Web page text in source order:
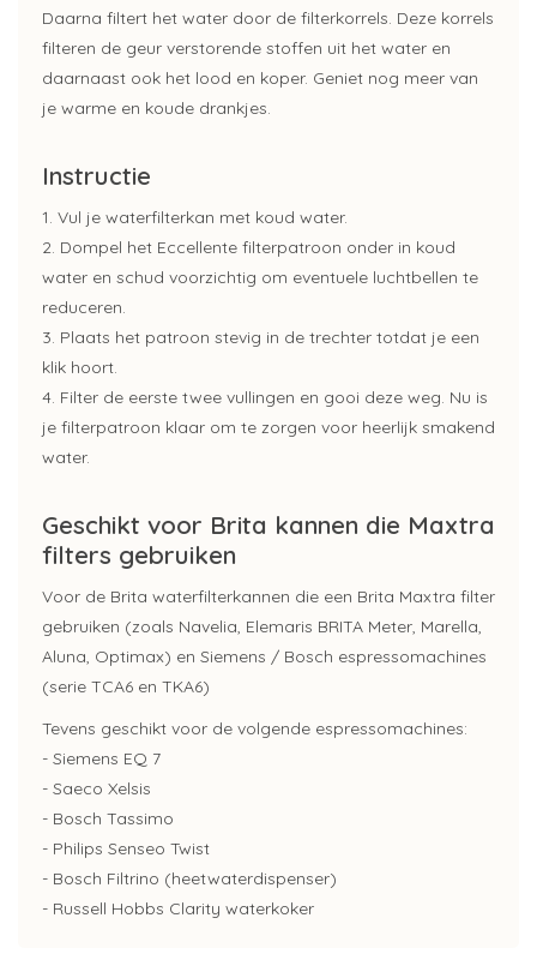
Daarna filtert het water door de filterkorrels. Deze korrels
filteren de geur verstorende stoffen uit het water en
daarnaast ook het lood en koper. Geniet nog meer van
je warme en koude drankjes.
Instructie
1. Vul je waterfilterkan met koud water.
2. Dompel het Eccellente filterpatroon onder in koud
water en schud voorzichtig om eventuele luchtbellen te
reduceren.
3. Plaats het patroon stevig in de trechter totdat je een
klik hoort.
4. Filter de eerste twee vullingen en gooi deze weg. Nu is
je filterpatroon klaar om te zorgen voor heerlijk smakend
water.
Geschikt voor Brita kannen die Maxtra
filters gebruiken
Voor de Brita waterfilterkannen die een Brita Maxtra filter
gebruiken (zoals Navelia, Elemaris BRITA Meter, Marella,
Aluna, Optimax) en Siemens / Bosch espressomachines
(serie TCA6 en TKA6)
Tevens geschikt voor de volgende espressomachines:
- Siemens EQ 7
- Saeco Xelsis
- Bosch Tassimo
- Philips Senseo Twist
- Bosch Filtrino (heetwaterdispenser)
- Russell Hobbs Clarity waterkoker